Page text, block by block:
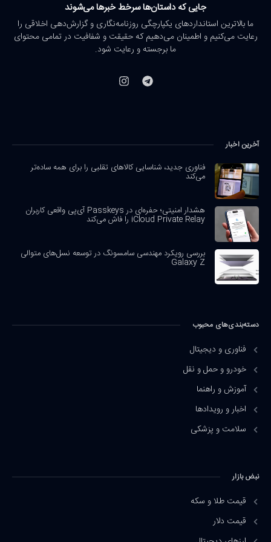
جایی که داستان‌ها سرخط خبرها می‌شوند
ما بالاترین استانداردهای یکپارچگی روزنامه‌نگاری و گزارش‌دهی اخلاقی را
رعایت می‌کنیم و اطمینان می‌دهیم که حقیقت و شفافیت در تمامی محتوای
ما برجسته و رعایت شود.
آخرین اخبار
فناوری جدید، شناسایی کالاهای تقلبی را برای همه ساده‌تر
می‌کند
هشدار امنیتی؛ حفره‌ای در Passkeys آی‌پی واقعی کاربران
iCloud Private Relay را فاش می‌کند
بررسی رویکرد مهندسی سامسونگ در توسعه نسل‌های متوالی
Galaxy Z
دسته‌بندی‌های محبوب
فناوری و دیجیتال
خودرو و حمل و نقل
آموزش و راهنما
اخبار و رویدادها
سلامت و پزشکی
نبض بازار
قیمت طلا و سکه
قیمت دلار